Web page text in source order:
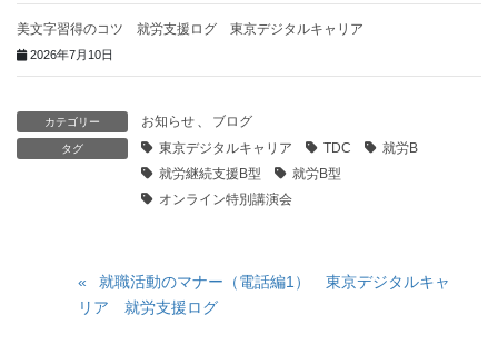
美文字習得のコツ 就労支援ログ 東京デジタルキャリア
2026年7月10日
カテゴリー お知らせ ブログ
タグ 東京デジタルキャリア TDC
就労B
就労継続支援B型
就労B型
オンライン特別講演会
就職活動のマナー（電話編1） 東京デジタルキャ
リア 就労支援ログ